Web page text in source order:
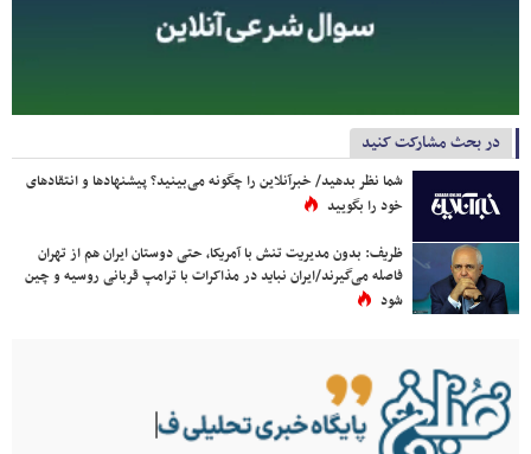
در بحث مشارکت کنید
شما نظر بدهید/ خبرآنلاین را چگونه می‌بینید؟ پیشنهادها و انتقادهای
خود را بگویید
ظریف: بدون مدیریت تنش با آمریکا، حتی دوستان ایران هم از تهران
فاصله می‌گیرند/ایران نباید در مذاکرات با ترامپ قربانی روسیه و چین
شود